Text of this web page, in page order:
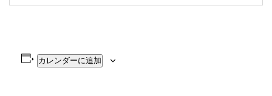
カレンダーに追加